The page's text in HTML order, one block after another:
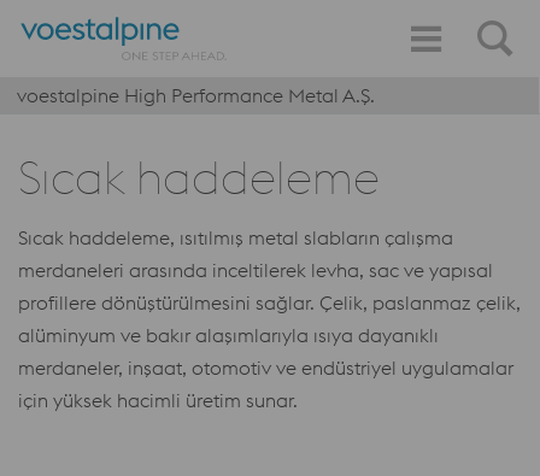
voestalpine High Performance Metal A.Ş.
Sıcak haddeleme
Sıcak haddeleme, ısıtılmış metal slabların çalışma
merdaneleri arasında inceltilerek levha, sac ve yapısal
profillere dönüştürülmesini sağlar. Çelik, paslanmaz çelik,
alüminyum ve bakır alaşımlarıyla ısıya dayanıklı
merdaneler, inşaat, otomotiv ve endüstriyel uygulamalar
için yüksek hacimli üretim sunar.